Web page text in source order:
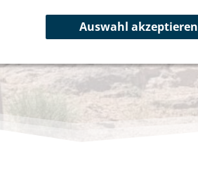
Auswahl akzeptieren